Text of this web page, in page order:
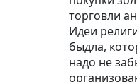
торговли
Идеи
быдла,
надо не